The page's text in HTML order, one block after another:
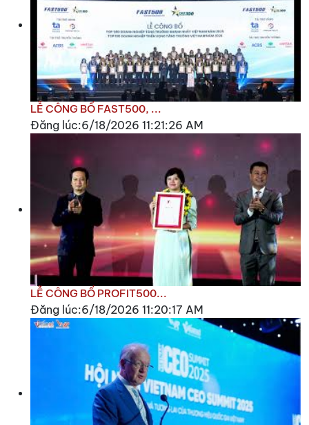
LỄ CÔNG BỐ FAST500, ...
Đăng lúc:6/18/2026 11:21:26 AM
LỄ CÔNG BỐ PROFIT500...
Đăng lúc:6/18/2026 11:20:17 AM